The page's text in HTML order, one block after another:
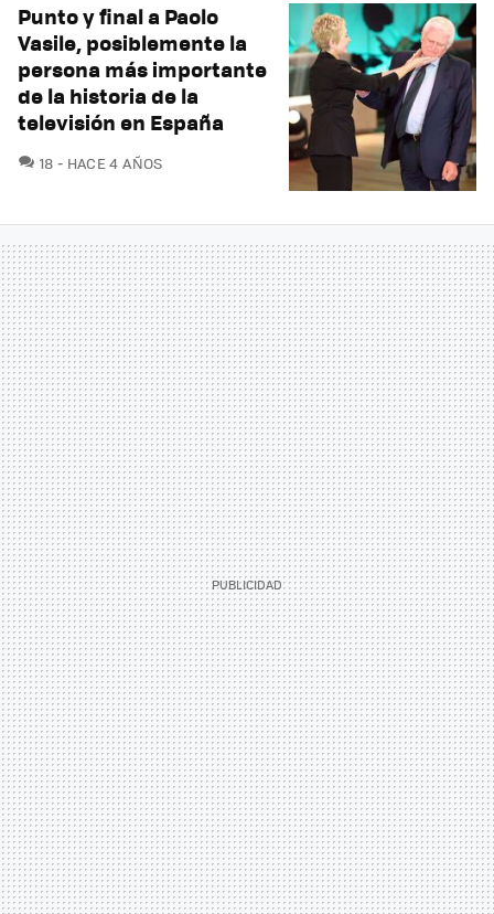
Punto y final a Paolo
Vasile, posiblemente la
persona más importante
de la historia de la
televisión en España
18 COMENTARIOS
HACE 4 AÑOS